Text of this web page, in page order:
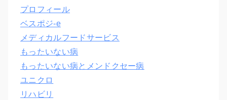
プロフィール
ベスポジ-e
メディカルフードサービス
もったいない病
もったいない病とメンドクセー病
ユニクロ
リハビリ